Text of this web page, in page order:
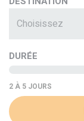
Choisissez
DURÉE